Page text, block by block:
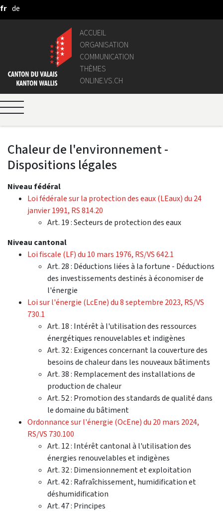
Saut au contenu principal
fr de
ACCUEIL
ORGANISATION
COMMUNICATION
THÈMES
ONLINE.VS.CH
Chaleur de l'environnement -
Dispositions légales
Niveau fédéral
Loi fédérale sur la protection des eaux (LEaux) du 24
janvier 1991, RS 814.20
Art. 19 : Secteurs de protection des eaux
Niveau cantonal
Loi fiscale (LF) du 10 mars 1976, RS/VS 642.1
Art. 28 : Déductions liées à la fortune - Déductions
des investissements destinés à économiser de
l'énergie
Loi sur l'énergie (LcEne) du 8 septembre 2023, RS/VS
730.1
Art. 18 : Intérêt à l'utilisation des ressources
énergétiques renouvelables et indigènes
Art. 32 : Exigences concernant la couverture des
besoins de chaleur dans les nouveaux bâtiments
Art. 38 : Remplacement des installations de
production de chaleur
Art. 52 : Promotion des standards de qualité dans
le domaine du bâtiment
Ordonnance sur l'énergie (OcEne) du 20 mars 2024,
RS/VS 730.100
Art. 12 : Intérêt cantonal à l'utilisation des
énergies renouvelables et indigènes
Art. 32 : Dimensionnement et exploitation
Art. 42 : Rafraîchissement, humidification et
déshumidification
Art. 47 : Principes